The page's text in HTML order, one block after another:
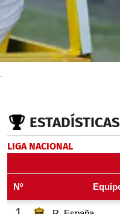
ESTADÍSTICAS
LIGA NACIONAL